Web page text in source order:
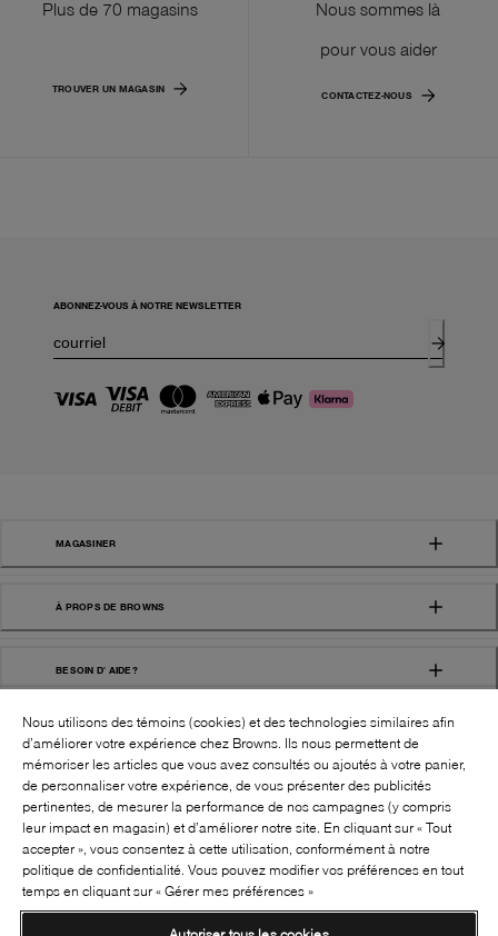
Plus de 70 magasins
TROUVER UN MAGASIN
Nous sommes là
pour vous aider
CONTACTEZ-NOUS
ABONNEZ-VOUS À NOTRE NEWSLETTER
MAGASINER
À PROPS DE BROWNS
BESOIN D' AIDE?
BROWNS SHOES INC. TOUS DROITS
RÉSERVÉS
SUIVEZ-NOUS!:
Nous utilisons des témoins (cookies) et des technologies similaires afin
d’améliorer votre expérience chez Browns. Ils nous permettent de
mémoriser les articles que vous avez consultés ou ajoutés à votre panier,
de personnaliser votre expérience, de vous présenter des publicités
pertinentes, de mesurer la performance de nos campagnes (y compris
leur impact en magasin) et d’améliorer notre site. En cliquant sur « Tout
accepter », vous consentez à cette utilisation, conformément à notre
politique de confidentialité. Vous pouvez modifier vos préférences en tout
temps en cliquant sur « Gérer mes préférences »